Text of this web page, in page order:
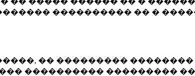
���������� �� �
�� ���������
���������� ���������